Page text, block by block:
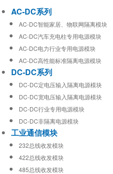
AC-DC系列
AC-DC智能家居、物联网隔离模块
AC-DC汽车充电柱专用电源模块
AC-DC电力行业专用电源模块
AC-DC高性能标准隔离电源模块
DC-DC系列
DC-DC定电压输入隔离电源模块
DC-DC宽电压输入隔离电源模块
DC-DC行业专用电源模块
DC-DC非隔离电源模块
工业通信模块
232总线收发模块
422总线收发模块
485总线收发模块